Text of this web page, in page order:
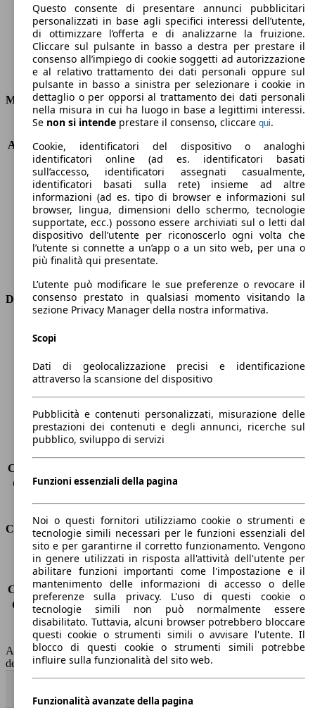
Elettrica
Carburante
Motore e Prestazioni
KW (PS)
57 kW (77 PS)
Accelerazione (0-100 km/h)
11.2s
Velocità massima (km/h)
130 km/h
Numero di marce
1
Coppia
260 nm
Cilindrata
-
Carburante
Elettrica
Cilindri
Trasmissione
Automatico
Tipo di trazione
Dimensioni
Larghezza
1920 mm
Passo
2790 mm
Porte
5
Sedili
7
Capacità di traino (senza freni)
Capacità di traino (con freni)
750 kg
Consumi
Emissioni di CO2*
-
Consumo (urbano)
-
Consumo (extra-urbano) -
Consumo (combinato)*
Classe di emissione
nessuna connessione (0033)
Capacità del serbatoio
-
AutoScout24 non si assume alcuna responsabilità per la correttezza
dei dati.
Questo consente di presentare annunci pubblicitari
personalizzati in base agli specifici interessi dell’utente,
di ottimizzare l’offerta e di analizzarne la fruizione.
Cliccare sul pulsante in basso a destra per prestare il
consenso all’impiego di cookie soggetti ad autorizzazione
e al relativo trattamento dei dati personali oppure sul
pulsante in basso a sinistra per selezionare i cookie in
dettaglio o per opporsi al trattamento dei dati personali
nella misura in cui ha luogo in base a legittimi interessi.
Se non si intende prestare il consenso, cliccare qui.
Cookie, identificatori del dispositivo o analoghi
identificatori online (ad es. identificatori basati
sull’accesso, identificatori assegnati casualmente,
identificatori basati sulla rete) insieme ad altre
informazioni (ad es. tipo di browser e informazioni sul
browser, lingua, dimensioni dello schermo, tecnologie
supportate, ecc.) possono essere archiviati sul o letti dal
dispositivo dell’utente per riconoscerlo ogni volta che
l’utente si connette a un’app o a un sito web, per una o
più finalità qui presentate.
L’utente può modificare le sue preferenze o revocare il
consenso prestato in qualsiasi momento visitando la
sezione Privacy Manager della nostra informativa.
Scopi
Dati di geolocalizzazione precisi e identificazione
attraverso la scansione del dispositivo
Pubblicità e contenuti personalizzati, misurazione delle
prestazioni dei contenuti e degli annunci, ricerche sul
pubblico, sviluppo di servizi
Funzioni essenziali della pagina
Noi o questi fornitori utilizziamo cookie o strumenti e
tecnologie simili necessari per le funzioni essenziali del
sito e per garantirne il corretto funzionamento. Vengono
in genere utilizzati in risposta all'attività dell'utente per
abilitare funzioni importanti come l'impostazione e il
mantenimento delle informazioni di accesso o delle
preferenze sulla privacy. L'uso di questi cookie o
tecnologie simili non può normalmente essere
disabilitato. Tuttavia, alcuni browser potrebbero bloccare
questi cookie o strumenti simili o avvisare l'utente. Il
blocco di questi cookie o strumenti simili potrebbe
influire sulla funzionalità del sito web.
Funzionalità avanzate della pagina